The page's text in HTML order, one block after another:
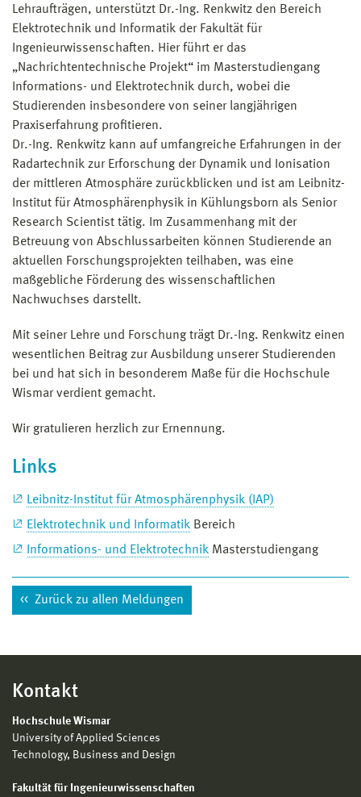
Lehraufträgen, unterstützt Dr.-Ing. Renkwitz den Bereich
Elektrotechnik und Informatik der Fakultät für
Ingenieurwissenschaften. Hier führt er das
„Nachrichtentechnische Projekt“ im Masterstudiengang
Informations- und Elektrotechnik durch, wobei die
Studierenden insbesondere von seiner langjährigen
Praxiserfahrung profitieren.
Dr.-Ing. Renkwitz kann auf umfangreiche Erfahrungen in der
Radartechnik zur Erforschung der Dynamik und Ionisation
der mittleren Atmosphäre zurückblicken und ist am Leibnitz-
Institut für Atmosphärenphysik in Kühlungsborn als Senior
Research Scientist tätig. Im Zusammenhang mit der
Betreuung von Abschlussarbeiten können Studierende an
aktuellen Forschungs­projekten teilhaben, was eine
maßgebliche Förderung des wissenschaftlichen
Nachwuchses darstellt.
Mit seiner Lehre und Forschung trägt Dr.-Ing. Renkwitz einen
wesentlichen Beitrag zur Ausbildung unserer Studierenden
bei und hat sich in besonderem Maße für die Hochschule
Wismar verdient gemacht.
Wir gratulieren herzlich zur Ernennung.
Links
Leibnitz-Institut für Atmosphärenphysik (IAP)
Elektrotechnik und Informatik Bereich
Informations- und Elektrotechnik Masterstudiengang
Zurück zu allen Meldungen
Kontakt
Hochschule Wismar
University of Applied Sciences
Technology, Business and Design
Fakultät für Ingenieurwissenschaften